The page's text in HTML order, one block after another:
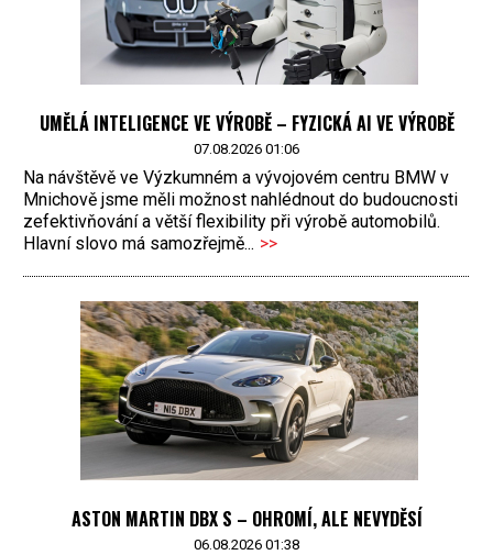
UMĚLÁ INTELIGENCE VE VÝROBĚ – FYZICKÁ AI VE VÝROBĚ
07.08.2026 01:06
Na návštěvě ve Výzkumném a vývojovém centru BMW v
Mnichově jsme měli možnost nahlédnout do budoucnosti
zefektivňování a větší flexibility při výrobě automobilů.
Hlavní slovo má samozřejmě... >>
ASTON MARTIN DBX S – OHROMÍ, ALE NEVYDĚSÍ
06.08.2026 01:38